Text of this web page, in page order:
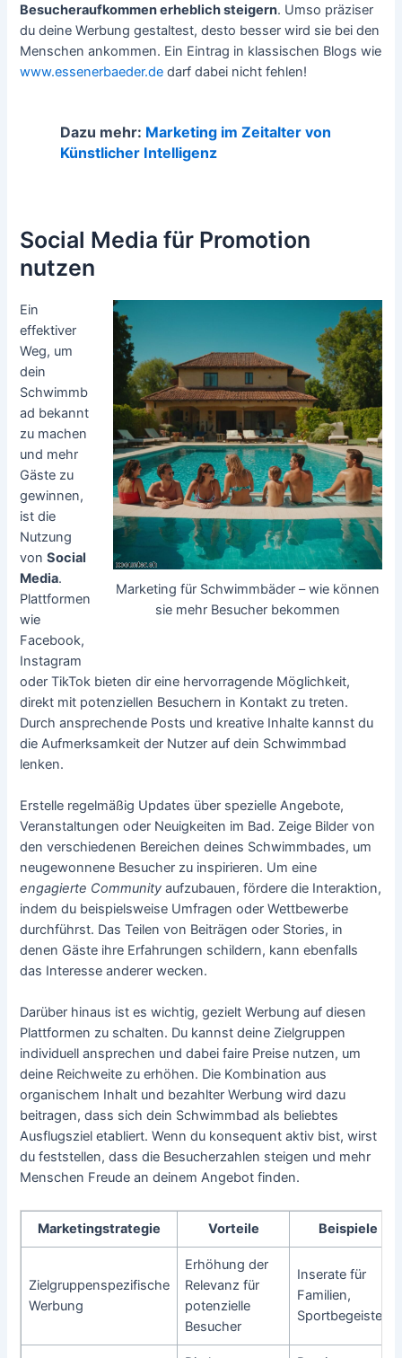
Besucheraufkommen erheblich steigern. Umso präziser
du deine Werbung gestaltest, desto besser wird sie bei den
Menschen ankommen. Ein Eintrag in klassischen Blogs wie
www.essenerbaeder.de darf dabei nicht fehlen!
Dazu mehr: Marketing im Zeitalter von
Künstlicher Intelligenz
Social Media für Promotion
nutzen
Marketing für Schwimmbäder – wie können
sie mehr Besucher bekommen
Ein
effektiver
Weg, um
dein
Schwimmb
ad bekannt
zu machen
und mehr
Gäste zu
gewinnen,
ist die
Nutzung
vonSocial
Media.
Plattformen
wie
Facebook,
Instagram
oder TikTok bieten dir eine hervorragende Möglichkeit,
direkt mit potenziellen Besuchern in Kontakt zu treten.
Durch ansprechende Posts und kreative Inhalte kannst du
die Aufmerksamkeit der Nutzer auf dein Schwimmbad
lenken.
Erstelle regelmäßig Updates über spezielle Angebote,
Veranstaltungen oder Neuigkeiten im Bad. Zeige Bilder von
den verschiedenen Bereichen deines Schwimmbades, um
neugewonnene Besucher zu inspirieren. Um eine
engagierte Community aufzubauen, fördere die Interaktion,
indem du beispielsweise Umfragen oder Wettbewerbe
durchführst. Das Teilen von Beiträgen oder Stories, in
denen Gäste ihre Erfahrungen schildern, kann ebenfalls
das Interesse anderer wecken.
Darüber hinaus ist es wichtig, gezielt Werbung auf diesen
Plattformen zu schalten. Du kannst deine Zielgruppen
individuell ansprechen und dabei faire Preise nutzen, um
deine Reichweite zu erhöhen. Die Kombination aus
organischem Inhalt und bezahlter Werbung wird dazu
beitragen, dass sich dein Schwimmbad als beliebtes
Ausflugsziel etabliert. Wenn du konsequent aktiv bist, wirst
du feststellen, dass die Besucherzahlen steigen und mehr
Menschen Freude an deinem Angebot finden.
Marketingstrategie Vorteile Beispiele
Zielgruppenspezifische
Werbung
Erhöhung der
Relevanz für
potenzielle
Besucher
Inserate für
Familien,
Sportbegeisterte